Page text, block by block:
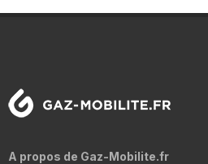
A propos de Gaz-Mobilite.fr